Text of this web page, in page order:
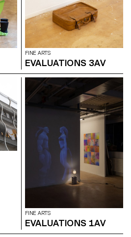
FINE ARTS
EVALUATIONS 3AV
FINE ARTS
EVALUATIONS 1AV